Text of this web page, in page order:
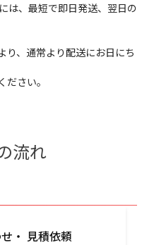
は、最短で即日発送、翌日の
、通常より配送にお日にち
ださい。
流れ
・ 見積依頼